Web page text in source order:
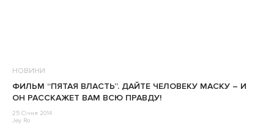
НОВИНИ
ФИЛЬМ “ПЯТАЯ ВЛАСТЬ”. ДАЙТЕ ЧЕЛОВЕКУ МАСКУ – И
ОН РАССКАЖЕТ ВАМ ВСЮ ПРАВДУ!
25 Січня 2014
Jey Ro